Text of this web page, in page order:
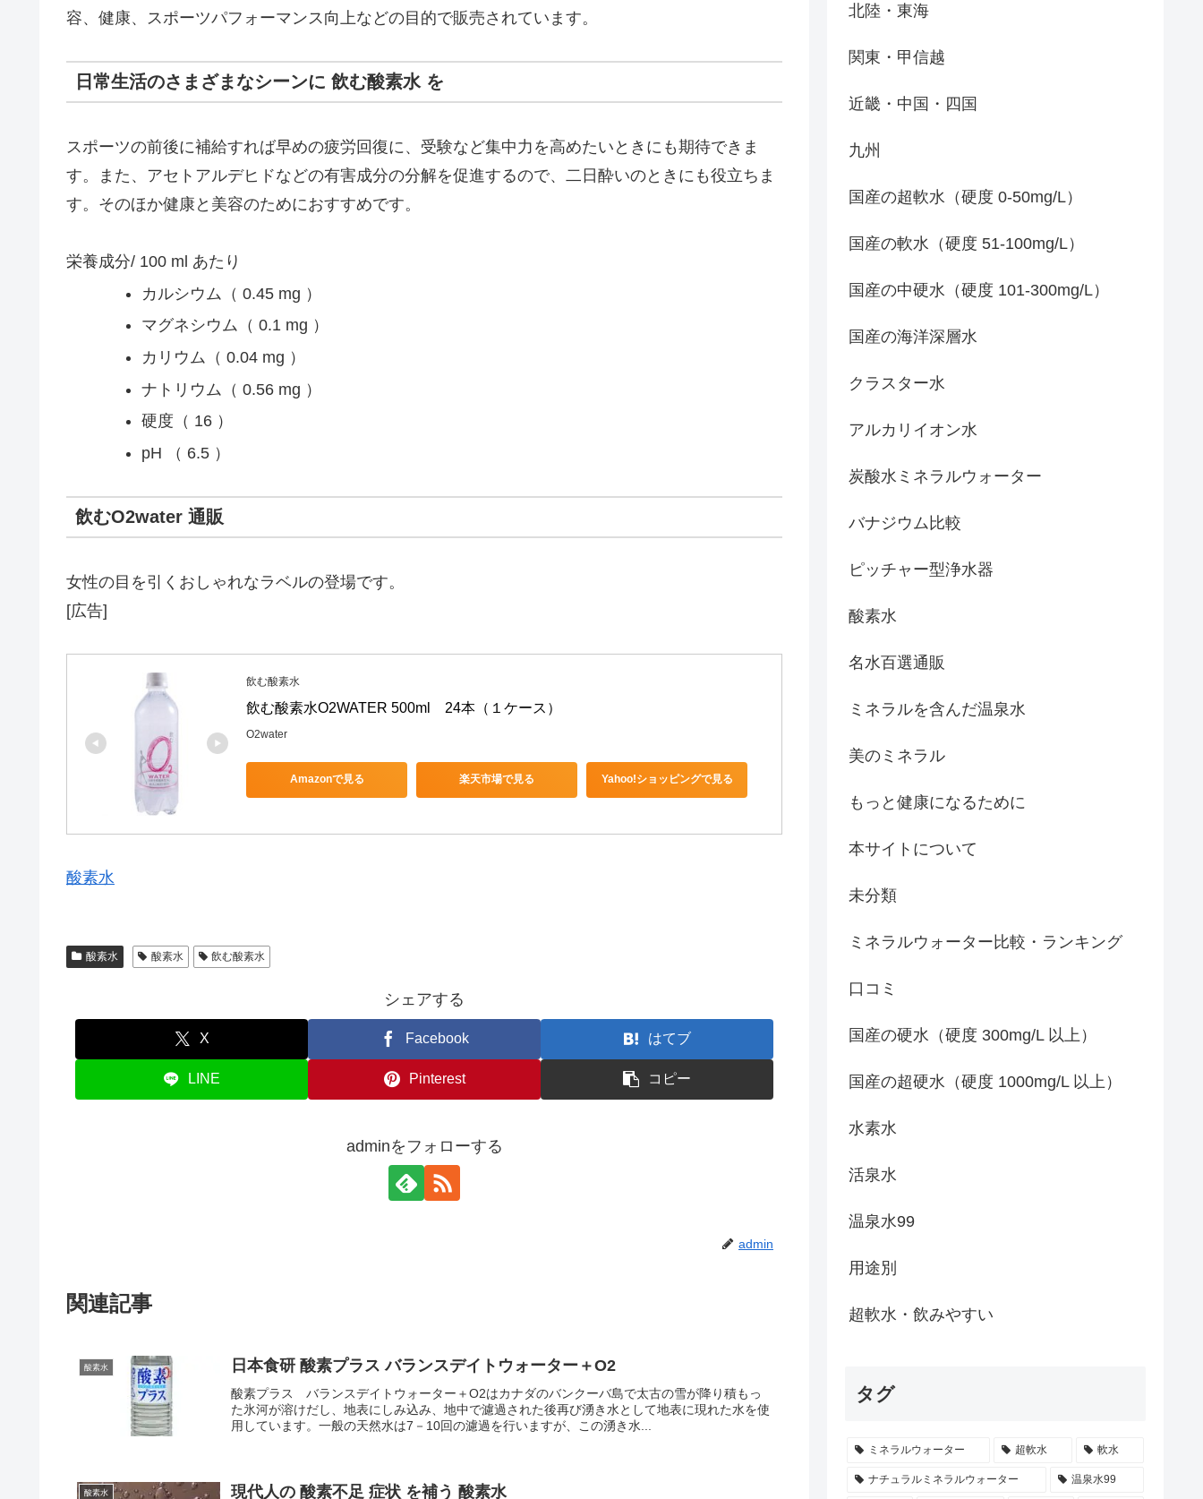
容、健康、スポーツパフォーマンス向上などの目的で販売されています。
日常生活のさまざまなシーンに 飲む酸素水 を
スポーツの前後に補給すれば早めの疲労回復に、受験など集中力を高めたいときにも期待できま
す。また、アセトアルデヒドなどの有害成分の分解を促進するので、二日酔いのときにも役立ちま
す。そのほか健康と美容のためにおすすめです。
栄養成分/ 100 ml あたり
カルシウム（ 0.45 mg ）
マグネシウム（ 0.1 mg ）
カリウム（ 0.04 mg ）
ナトリウム（ 0.56 mg ）
硬度（ 16 ）
pH （ 6.5 ）
飲むO2water 通販
女性の目を引くおしゃれなラベルの登場です。
[広告]
飲む酸素水
飲む酸素水O2WATER 500ml　24本（１ケース）
O2water
Amazonで見る 楽天市場で見る Yahoo!ショッピングで見る
酸素水
酸素水 酸素水 飲む酸素水
シェアする
X Facebook はてブ
LINE Pinterest コピー
adminをフォローする
admin
関連記事
酸素水 日本食研 酸素プラス バランスデイトウォーター＋O2
酸素プラス バランスデイトウォーター＋O2はカナダのバンクーバ島で太古の雪が降り積もっ
た氷河が溶けだし、地表にしみ込み、地中で濾過された後再び湧き水として地表に現れた水を使
用しています。一般の天然水は7－10回の濾過を行いますが、この湧き水...
酸素水 現代人の 酸素不足 症状 を補う 酸素水
北陸・東海
関東・甲信越
近畿・中国・四国
九州
国産の超軟水（硬度 0-50mg/L）
国産の軟水（硬度 51-100mg/L）
国産の中硬水（硬度 101-300mg/L）
国産の海洋深層水
クラスター水
アルカリイオン水
炭酸水ミネラルウォーター
バナジウム比較
ピッチャー型浄水器
酸素水
名水百選通販
ミネラルを含んだ温泉水
美のミネラル
もっと健康になるために
本サイトについて
未分類
ミネラルウォーター比較・ランキング
口コミ
国産の硬水（硬度 300mg/L 以上）
国産の超硬水（硬度 1000mg/L 以上）
水素水
活泉水
温泉水99
用途別
超軟水・飲みやすい
タグ
ミネラルウォーター 超軟水 軟水
ナチュラルミネラルウォーター 温泉水99